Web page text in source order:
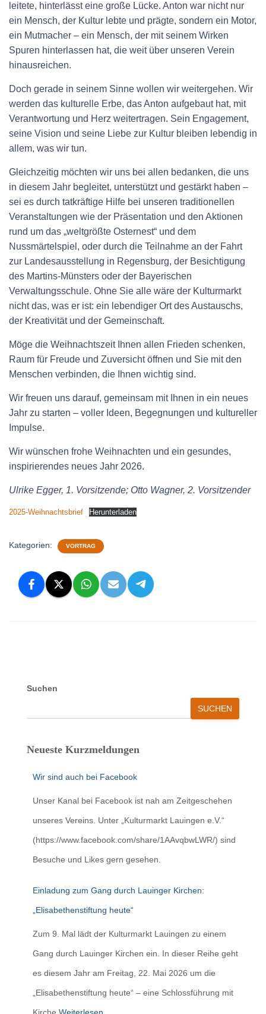
leitete, hinterlässt eine große Lücke. Anton war nicht nur
ein Mensch, der Kultur lebte und prägte, sondern ein Motor,
ein Mutmacher – ein Mensch, der mit seinem Wirken
Spuren hinterlassen hat, die weit über unseren Verein
hinausreichen.
Doch gerade in seinem Sinne wollen wir weitergehen. Wir
werden das kulturelle Erbe, das Anton aufgebaut hat, mit
Verantwortung und Herz weitertragen. Sein Engagement,
seine Vision und seine Liebe zur Kultur bleiben lebendig in
allem, was wir tun.
Gleichzeitig möchten wir uns bei allen bedanken, die uns
in diesem Jahr begleitet, unterstützt und gestärkt haben –
sei es durch tatkräftige Hilfe bei unseren traditionellen
Veranstaltungen wie der Präsentation und den Aktionen
rund um das „weltgrößte Osternest“ und dem
Nussmärtelspiel, oder durch die Teilnahme an der Fahrt
zur Landesausstellung in Regensburg, der Besichtigung
des Martins-Münsters oder der Bayerischen
Verwaltungsschule. Ohne Sie alle wäre der Kulturmarkt
nicht das, was er ist: ein lebendiger Ort des Austauschs,
der Kreativität und der Gemeinschaft.
Möge die Weihnachtszeit Ihnen allen Frieden schenken,
Raum für Freude und Zuversicht öffnen und Sie mit den
Menschen verbinden, die Ihnen wichtig sind.
Wir freuen uns darauf, gemeinsam mit Ihnen in ein neues
Jahr zu starten – voller Ideen, Begegnungen und kultureller
Impulse.
Wir wünschen frohe Weihnachten und ein gesundes,
inspirierendes neues Jahr 2026.
Ulrike Egger, 1. Vorsitzende; Otto Wagner, 2. Vorsitzender
2025-Weihnachtsbrief Herunterladen
Kategorien: VORTRAG
Suchen
SUCHEN
Neueste Kurzmeldungen
Wir sind auch bei Facebook
Unser Kanal bei Facebook ist nah am Zeitgeschehen
unseres Vereins. Unter „Kulturmarkt Lauingen e.V.“
(https://www.facebook.com/share/1AAvqbwLWR/) sind
Besuche und Likes gern gesehen.
Einladung zum Gang durch Lauinger Kirchen:
„Elisabethenstiftung heute“
Zum 9. Mal lädt der Kulturmarkt Lauingen zu einem
Gang durch Lauinger Kirchen ein. In dieser Reihe geht
es diesem Jahr am Freitag, 22. Mai 2026 um die
„Elisabethenstiftung heute“ – eine Schlossführung mit